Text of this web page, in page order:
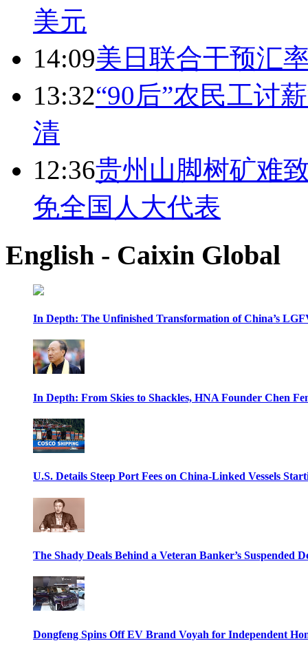
美元
14:09美日联合干预汇
13:32“90后”农民工讨
清
12:36贵州山脚树矿难
免全国人大代表
English - Caixin Global
In Depth: The Unfinished Transformation of China’s
In Depth: From Skies to Shackles, HNA Founder Chen
U.S. Details Steep Port Fees on China-Linked Vessels
The Shady Deals Behind a Veteran Banker’s Suspended
Dongfeng Spins Off EV Brand Voyah for Independent